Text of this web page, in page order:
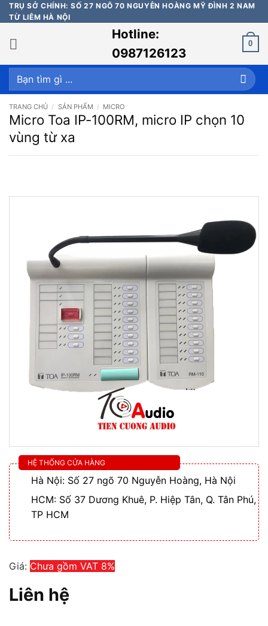
Bỏ
qua
nội
dung
TRỤ SỞ CHÍNH: SỐ 27 NGÕ 70 NGUYỄN HOÀNG MỸ ĐÌNH 2 NAM
TỪ LIÊM HÀ NỘI
Hotline:
0987126123
0
Tìm
kiếm:
TRANG CHỦ / SẢN PHẨM / MICRO
Micro Toa IP-100RM, micro IP chọn 10
vùng từ xa
HỆ THỐNG CỬA HÀNG
Hà Nội: Số 27 ngõ 70 Nguyễn Hoàng, Hà Nội
HCM: Số 37 Dương Khuê, P. Hiệp Tân, Q. Tân Phú,
TP HCM
Giá: Chưa gồm VAT 8%
Liên hệ